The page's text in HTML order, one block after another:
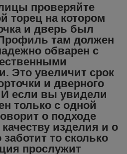
проверяйте
торец на котором
и дверь был
там должен
обварен с
Это увеличит срок
и дверного
если вы увидели
только с одной
о подходе
изделия и о
то сколько
прослужит